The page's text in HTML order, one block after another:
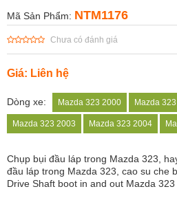
Mã Sản Phẩm: NTM1176
Chưa có đánh giá
Giá: Liên hệ
Dòng xe: Mazda 323 2000 Mazda
Mazda 323 2003 Mazda 323 2004
Chụp bụi đầu láp trong Mazda 323,
đầu láp trong Mazda 323, cao su che
Drive Shaft boot in and out Mazda 323